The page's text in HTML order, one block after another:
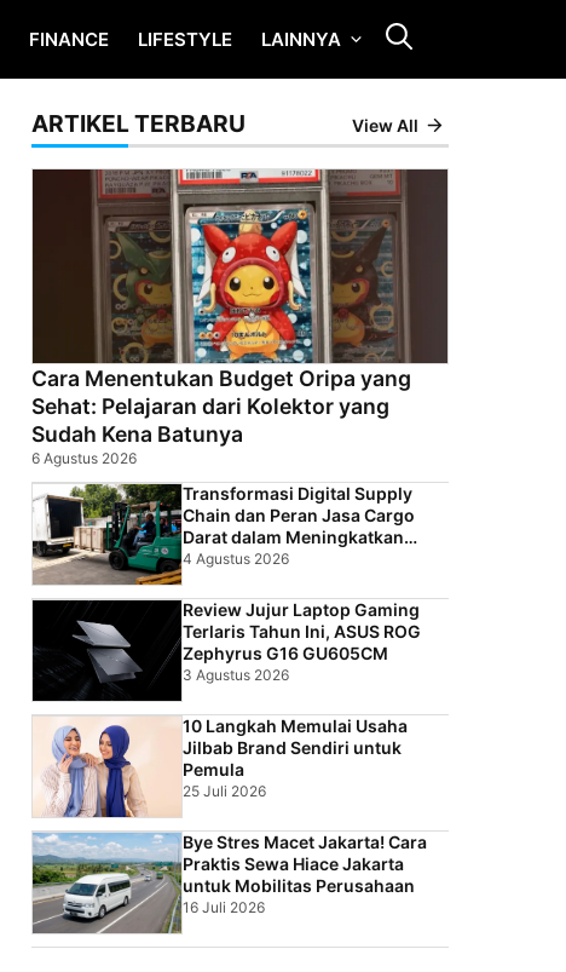
FINANCE LIFESTYLE LAINNYA
ARTIKEL TERBARU View All
Cara Menentukan Budget Oripa yang
Sehat: Pelajaran dari Kolektor yang
Sudah Kena Batunya
6 Agustus 2026
Transformasi Digital Supply
Chain dan Peran Jasa Cargo
Darat dalam Meningkatkan
Efisiensi Bisnis Indonesia
4 Agustus 2026
Review Jujur Laptop Gaming
Terlaris Tahun Ini, ASUS ROG
Zephyrus G16 GU605CM
3 Agustus 2026
10 Langkah Memulai Usaha
Jilbab Brand Sendiri untuk
Pemula
25 Juli 2026
Bye Stres Macet Jakarta! Cara
Praktis Sewa Hiace Jakarta
untuk Mobilitas Perusahaan
16 Juli 2026